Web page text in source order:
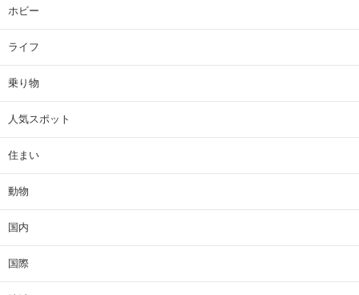
ホビー
ライフ
乗り物
人気スポット
住まい
動物
国内
国際